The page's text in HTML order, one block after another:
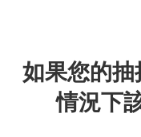
如果您的
情況下